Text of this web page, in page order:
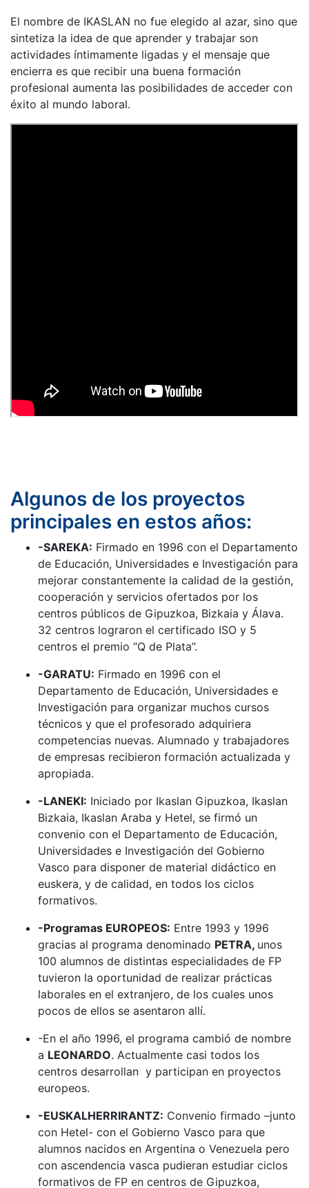
El nombre de IKASLAN no fue elegido al azar, sino que
sintetiza la idea de que aprender y trabajar son
actividades íntimamente ligadas y el mensaje que
encierra es que recibir una buena formación
profesional aumenta las posibilidades de acceder con
éxito al mundo laboral.
Algunos de los proyectos
principales en estos años:
-SAREKA: Firmado en 1996 con el Departamento
de Educación, Universidades e Investigación para
mejorar constantemente la calidad de la gestión,
cooperación y servicios ofertados por los
centros públicos de Gipuzkoa, Bizkaia y Álava.
32 centros lograron el certificado ISO y 5
centros el premio “Q de Plata”.
-GARATU: Firmado en 1996 con el
Departamento de Educación, Universidades e
Investigación para organizar muchos cursos
técnicos y que el profesorado adquiriera
competencias nuevas. Alumnado y trabajadores
de empresas recibieron formación actualizada y
apropiada.
-LANEKI: Iniciado por Ikaslan Gipuzkoa, Ikaslan
Bizkaia, Ikaslan Araba y Hetel, se firmó un
convenio con el Departamento de Educación,
Universidades e Investigación del Gobierno
Vasco para disponer de material didáctico en
euskera, y de calidad, en todos los ciclos
formativos.
-Programas EUROPEOS: Entre 1993 y 1996
gracias al programa denominado PETRA, unos
100 alumnos de distintas especialidades de FP
tuvieron la oportunidad de realizar prácticas
laborales en el extranjero, de los cuales unos
pocos de ellos se asentaron allí.
-En el año 1996, el programa cambió de nombre
a LEONARDO. Actualmente casi todos los
centros desarrollan y participan en proyectos
europeos.
-EUSKALHERRIRANTZ: Convenio firmado –junto
con Hetel- con el Gobierno Vasco para que
alumnos nacidos en Argentina o Venezuela pero
con ascendencia vasca pudieran estudiar ciclos
formativos de FP en centros de Gipuzkoa,